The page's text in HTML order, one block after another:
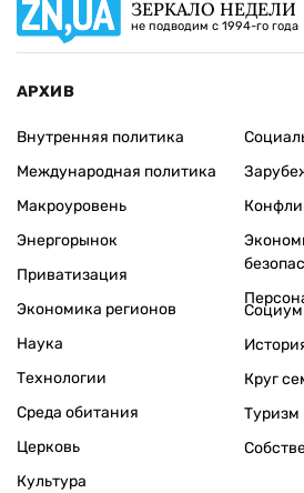
ЗЕРКАЛО НЕДЕЛИ
не подводим с 1994-го года
АРХИВ
Внутренняя политика
Международная политика
Макроуровень
Энергорынок
Приватизация
Экономика регионов
Наука
Технологии
Среда обитания
Церковь
Культура
Социум
Круг
Туризм